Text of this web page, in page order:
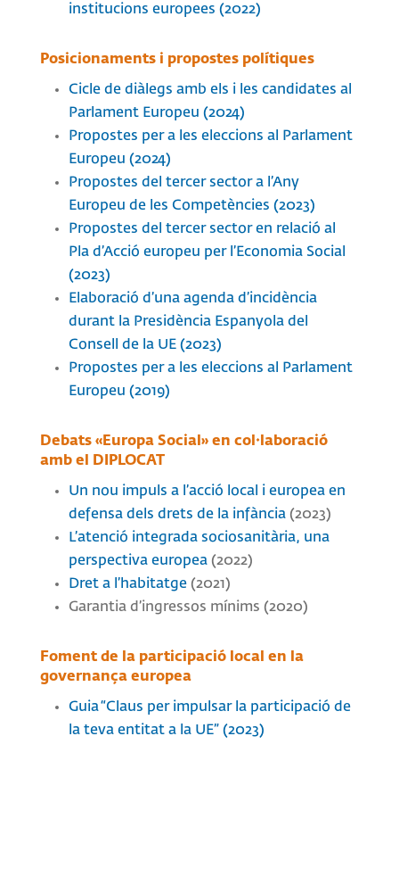
institucions europees (2022)
Posicionaments i propostes polítiques
Cicle de diàlegs amb els i les candidates al
Parlament Europeu (2024)
Propostes per a les eleccions al Parlament
Europeu (2024)
Propostes del tercer sector a l’Any
Europeu de les Competències (2023)
Propostes del tercer sector en relació al
Pla d’Acció europeu per l’Economia Social
(2023)
Elaboració d’una agenda d’incidència
durant la Presidència Espanyola del
Consell de la UE (2023)
Propostes per a les eleccions al Parlament
Europeu (2019)
Debats «Europa Social» en col·laboració
amb el DIPLOCAT
Un nou impuls a l’acció local i europea en
defensa dels drets de la infància(2023)
L’atenció integrada sociosanitària, una
perspectiva europea(2022)
Dret a l’habitatge(2021)
Garantia d’ingressos mínims (2020)
Foment de la participació local en la
governança europea
Guia “Claus per impulsar la participació de
la teva entitat a la UE” (2023)